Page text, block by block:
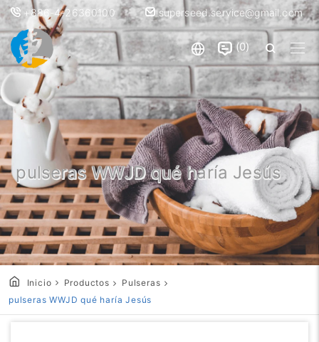
+886-4-26360100 superseed.service@gmail.com
0
pulseras WWJD qué haría Jesús
Inicio Productos
Pulseras
pulseras WWJD qué haría Jesús